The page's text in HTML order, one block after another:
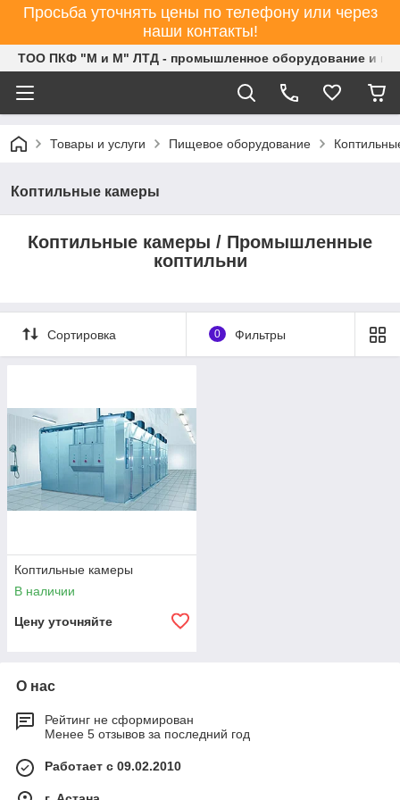
Просьба уточнять цены по телефону или через
наши контакты!
ТОО ПКФ "М и М" ЛТД - промышленное оборудование и
Товары и услуги Пищевое оборудование
Коптильные камеры
Коптильные камеры / Промышленные
коптильни
Сортировка 0 Фильтры
Коптильные камеры
В наличии
Цену уточняйте
О нас
Рейтинг не сформирован
Менее 5 отзывов за последний год
Работает с 09.02.2010